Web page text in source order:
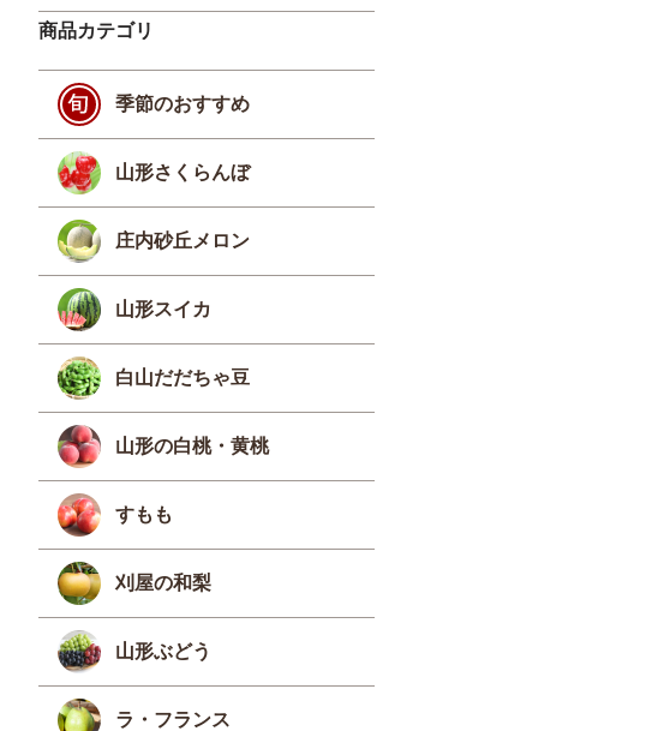
商品カテゴリ
季節のおすすめ
山形さくらんぼ
庄内砂丘メロン
山形スイカ
白山だだちゃ豆
山形の白桃・黄桃
すもも
刈屋の和梨
山形ぶどう
ラ・フランス